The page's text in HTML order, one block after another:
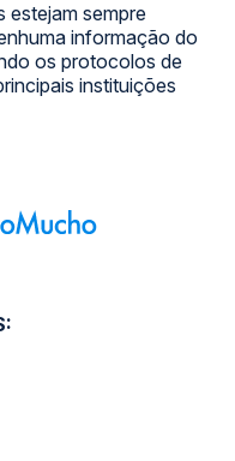
estejam sempre
informação do
os protocolos de
instituições